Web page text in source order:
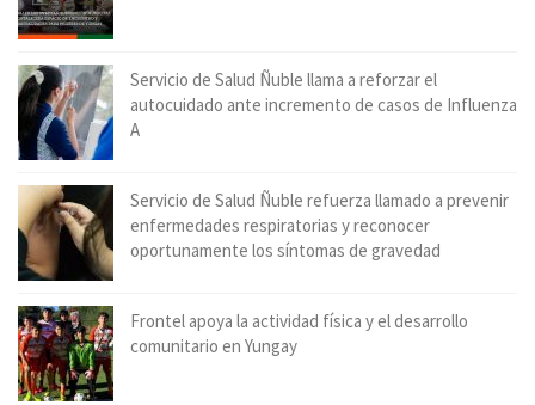
Servicio de Salud Ñuble llama a reforzar el
autocuidado ante incremento de casos de Influenza
A
Servicio de Salud Ñuble refuerza llamado a prevenir
enfermedades respiratorias y reconocer
oportunamente los síntomas de gravedad
Frontel apoya la actividad física y el desarrollo
comunitario en Yungay